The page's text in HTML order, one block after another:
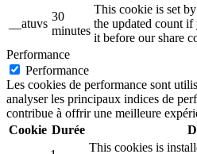
__atuvs
30
minutes
This cookie is set
the updated count if
it before our share
Performance
Performance
Les cookies de performance sont
analyser les principaux indices de
contribue à offrir une meilleure
Cookie Durée
This cookies is